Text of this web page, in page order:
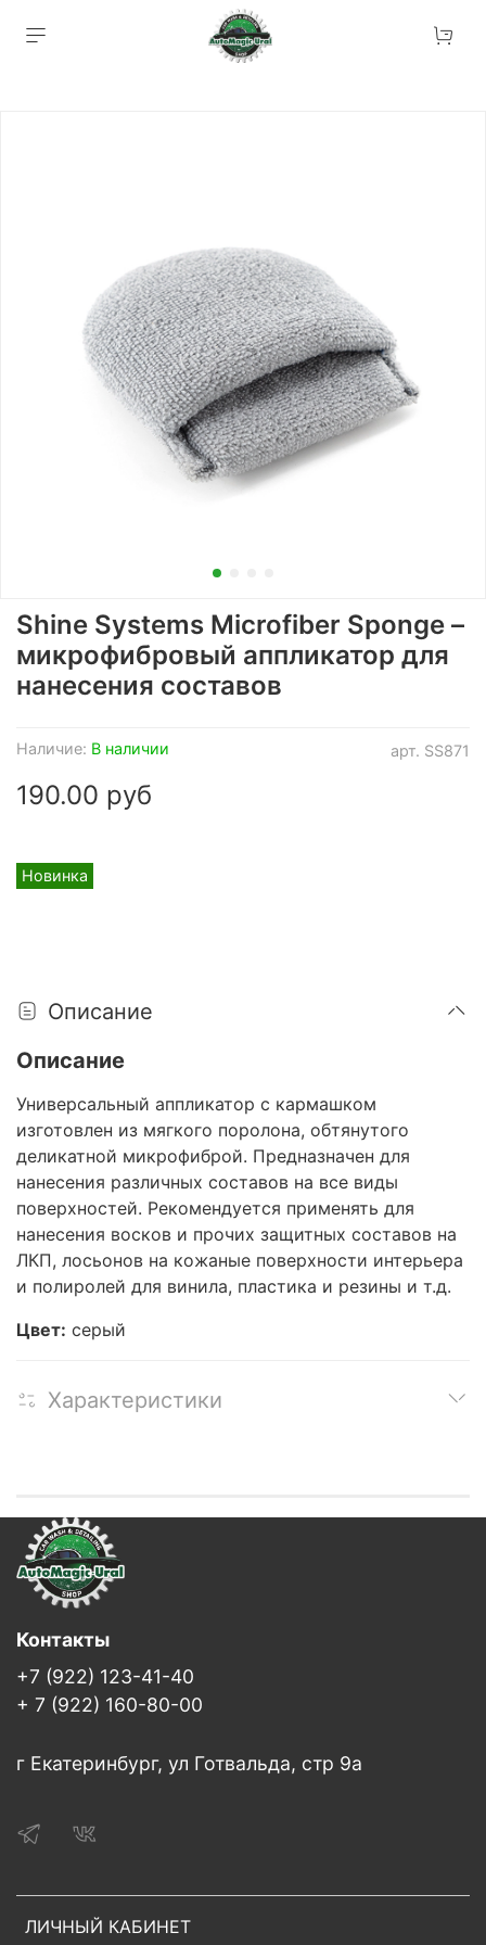
арт. SS871
Наличие: В наличии
Новинка
Shine Systems Microfiber Sponge –
микрофибровый аппликатор для
нанесения составов
190.00 руб
Описание
Описание
Универсальный аппликатор с кармашком
изготовлен из мягкого поролона, обтянутого
деликатной микрофиброй. Предназначен для
нанесения различных составов на все виды
поверхностей. Рекомендуется применять для
нанесения восков и прочих защитных составов на
ЛКП, лосьонов на кожаные поверхности интерьера
и полиролей для винила, пластика и резины и т.д.
Цвет: серый
Характеристики
ЛИЧНЫЙ КАБИНЕТ
Контакты
+7 (922) 123-41-40
+ 7 (922) 160-80-00
г Екатеринбург, ул Готвальда, стр 9а